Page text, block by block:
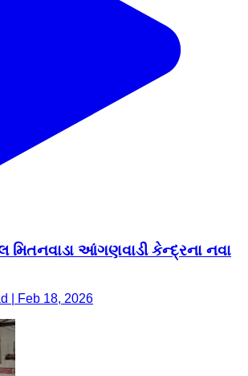
મિતનવાડા આંગણવાડી કેન્દ્રના નવા
| Feb 18, 2026